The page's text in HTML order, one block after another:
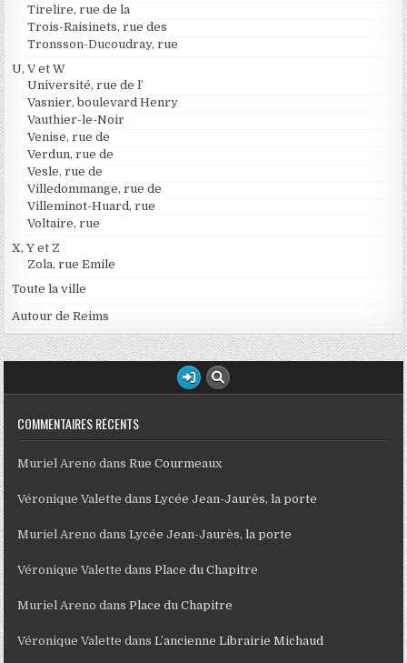
Tirelire, rue de la
Trois-Raisinets, rue des
Tronsson-Ducoudray, rue
U, V et W
Université, rue de l’
Vasnier, boulevard Henry
Vauthier-le-Noir
Venise, rue de
Verdun, rue de
Vesle, rue de
Villedommange, rue de
Villeminot-Huard, rue
Voltaire, rue
X, Y et Z
Zola, rue Emile
Toute la ville
Autour de Reims
COMMENTAIRES RÉCENTS
Muriel Areno dansRue Courmeaux
Véronique Valette dansLycée Jean-Jaurès, la porte
Muriel Areno dansLycée Jean-Jaurès, la porte
Véronique Valette dansPlace du Chapitre
Muriel Areno dansPlace du Chapitre
Véronique Valette dansL’ancienne Librairie Michaud